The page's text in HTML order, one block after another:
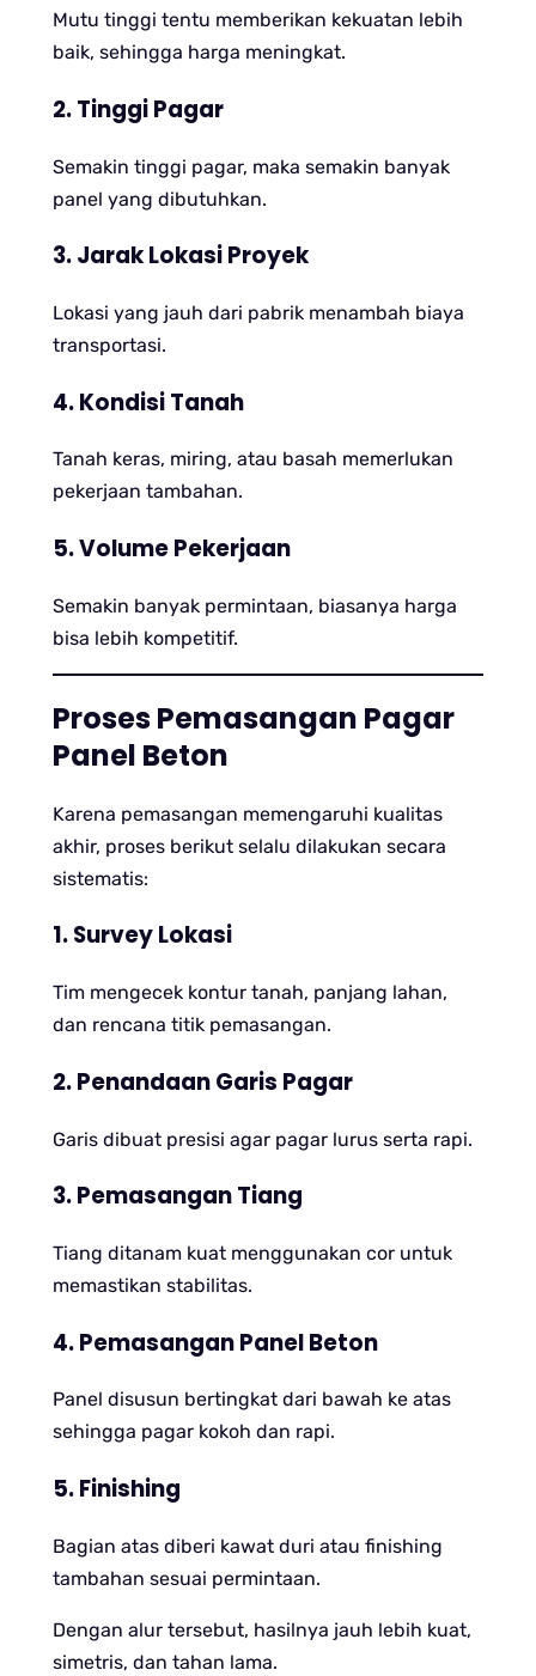
Mutu tinggi tentu memberikan kekuatan lebih
baik, sehingga harga meningkat.
2. Tinggi Pagar
Semakin tinggi pagar, maka semakin banyak
panel yang dibutuhkan.
3. Jarak Lokasi Proyek
Lokasi yang jauh dari pabrik menambah biaya
transportasi.
4. Kondisi Tanah
Tanah keras, miring, atau basah memerlukan
pekerjaan tambahan.
5. Volume Pekerjaan
Semakin banyak permintaan, biasanya harga
bisa lebih kompetitif.
Proses Pemasangan Pagar
Panel Beton
Karena pemasangan memengaruhi kualitas
akhir, proses berikut selalu dilakukan secara
sistematis:
1. Survey Lokasi
Tim mengecek kontur tanah, panjang lahan,
dan rencana titik pemasangan.
2. Penandaan Garis Pagar
Garis dibuat presisi agar pagar lurus serta rapi.
3. Pemasangan Tiang
Tiang ditanam kuat menggunakan cor untuk
memastikan stabilitas.
4. Pemasangan Panel Beton
Panel disusun bertingkat dari bawah ke atas
sehingga pagar kokoh dan rapi.
5. Finishing
Bagian atas diberi kawat duri atau finishing
tambahan sesuai permintaan.
Dengan alur tersebut, hasilnya jauh lebih kuat,
simetris, dan tahan lama.